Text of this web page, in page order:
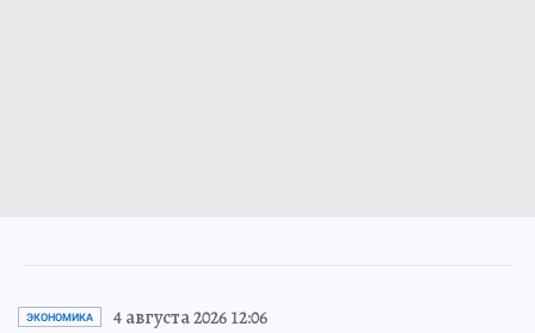
ЭКОНОМИКА 4 августа 2026 12:06